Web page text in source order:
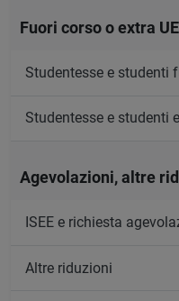
Fuori corso o extra UE
Studentesse e studenti
Studentesse e studenti
Agevolazioni, altre
ISEE e richiesta
Altre riduzioni